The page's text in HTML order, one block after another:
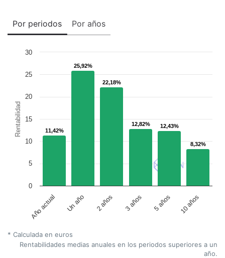
Por periodos Por años
Rentabilidad 11,42%
11,42%
25,92%
25,92%
22,18%
22,18%
12,82%
12,82% 12,43%
12,43%
8,32%
8,32%
Año actual Un año 2 años 3 años 5 años 10 años
0
5
10
15
20
25
30
* Calculada en euros
Rentabilidades medias anuales en los periodos superiores a un
año.